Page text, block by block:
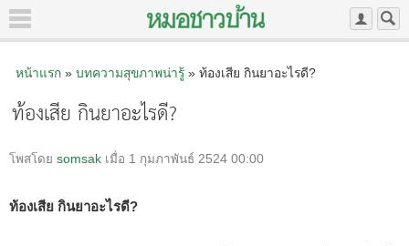
หน้าแรก» บทความสุขภาพน่ารู้» ท้องเสีย กินยาอะไรดี?
ท้องเสีย กินยาอะไรดี?
โพสโดย somsak เมื่อ 1 กุมภาพันธ์ 2524 00:00
ท้องเสีย กินยาอะไรดี?